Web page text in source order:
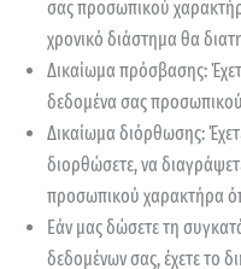
σας προσωπικού
χρονικό διάστημα θα
Δικαίωμα πρόσβασης:
δεδομένα σας
Δικαίωμα διόρθωσης:
διορθώσετε, να
προσωπικού χαρακτήρα
Εάν μας δώσετε τη
δεδομένων σας, έχετε το